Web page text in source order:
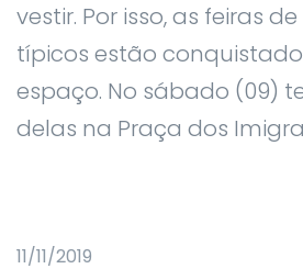
vestir. Por isso, as feiras
típicos estão
espaço. No sábado (09)
delas na Praça dos
11/11/2019